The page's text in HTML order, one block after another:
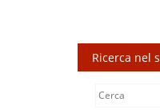
Ricerca nel
Search
for: